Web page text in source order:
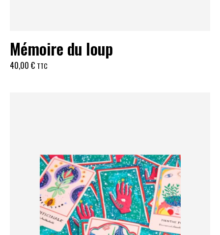
Mémoire du loup
40,00 € TTC